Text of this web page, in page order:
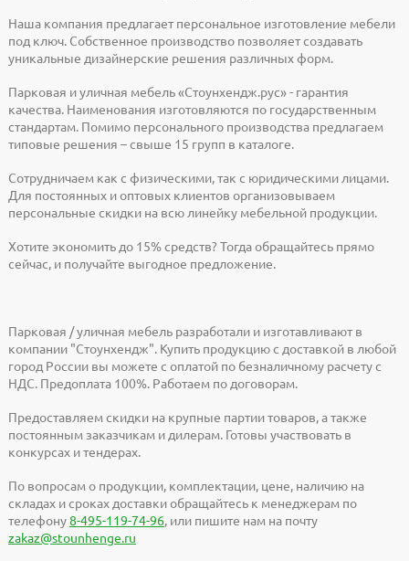
Наша компания предлагает персональное изготовление мебели
под ключ. Собственное производство позволяет создавать
уникальные дизайнерские решения различных форм.
Парковая и уличная мебель «Стоунхендж.рус» - гарантия
качества. Наименования изготовляются по государственным
стандартам. Помимо персонального производства предлагаем
типовые решения – свыше 15 групп в каталоге.
Сотрудничаем как с физическими, так с юридическими лицами.
Для постоянных и оптовых клиентов организовываем
персональные скидки на всю линейку мебельной продукции.
Хотите экономить до 15% средств? Тогда обращайтесь прямо
сейчас, и получайте выгодное предложение.
Парковая / уличная мебель разработали и изготавливают в
компании "Стоунхендж". Купить продукцию с доставкой в любой
город России вы можете с оплатой по безналичному расчету с
НДС. Предоплата 100%. Работаем по договорам.
Предоставляем скидки на крупные партии товаров, а также
постоянным заказчикам и дилерам. Готовы участвовать в
конкурсах и тендерах.
По вопросам о продукции, комплектации, цене, наличию на
складах и сроках доставки обращайтесь к менеджерам по
телефону8-495-119-74-96, или пишите нам на почту
zakaz@stounhenge.ru